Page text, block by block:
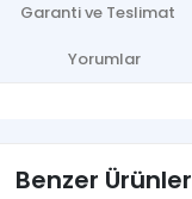
Garanti ve Teslimat
Yorumlar
Benzer Ürünler